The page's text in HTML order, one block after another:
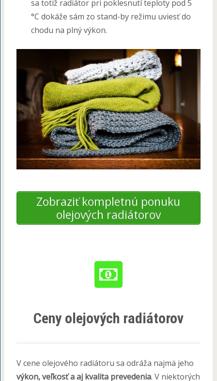
sa totiž radiátor pri poklesnutí teploty pod 5
°C dokáže sám zo stand-by režimu uviesť do
chodu na plný výkon.
Zobraziť kompletnú ponuku
olejových radiátorov
Ceny olejových radiátorov
V cene olejového radiátoru sa odráža najmä jeho
výkon, veľkosť a aj kvalita prevedenia. V niektorých